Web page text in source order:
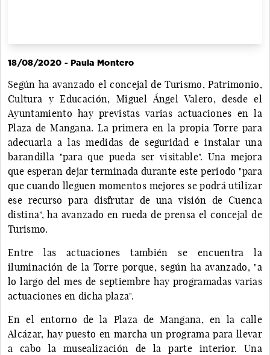
18/08/2020 - Paula Montero
Según ha avanzado el concejal de Turismo, Patrimonio,
Cultura y Educación, Miguel Ángel Valero, desde el
Ayuntamiento hay previstas varias actuaciones en la
Plaza de Mangana. La primera en la propia Torre para
adecuarla a las medidas de seguridad e instalar una
barandilla "para que pueda ser visitable". Una mejora
que esperan dejar terminada durante este periodo "para
que cuando lleguen momentos mejores se podrá utilizar
ese recurso para disfrutar de una visión de Cuenca
distina", ha avanzado en rueda de prensa el concejal de
Turismo.
Entre las actuaciones también se encuentra la
iluminación de la Torre porque, según ha avanzado, "a
lo largo del mes de septiembre hay programadas varias
actuaciones en dicha plaza".
En el entorno de la Plaza de Mangana, en la calle
Alcázar, hay puesto en marcha un programa para llevar
a cabo la musealización de la parte interior. Una